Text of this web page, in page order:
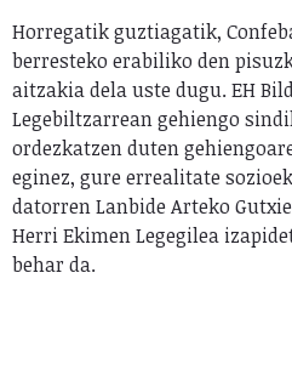
Horregatik guztiagatik,
berresteko erabiliko den
aitzakia dela uste dugu. EH
Legebiltzarrean gehiengo
ordezkatzen duten
eginez, gure errealitate
datorren Lanbide Arteko
Herri Ekimen Legegilea
behar da.